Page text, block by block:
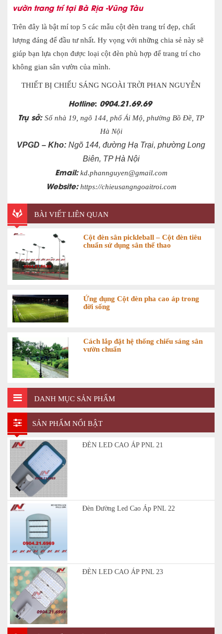
vườn trang trí tại Bà Rịa -Vũng Tàu
Trên đây là bật mí top 5 các mẫu cột đèn trang trí đẹp, chất
lượng đáng để đầu tư nhất. Hy vọng với những chia sẻ này sẽ
giúp bạn lựa chọn được loại cột đèn phù hợp để trang trí cho
không gian sân vườn của mình.
THIẾT BỊ CHIẾU SÁNG NGOÀI TRỜI PHAN NGUYỄN
Hotline: 0904.21.69.69
Trụ sở: Số nhà 19, ngõ 144, phố Ái Mộ, phường Bồ Đề, TP
Hà Nội
VPGD – Kho: Ngõ 144, đường Hạ Trại, phường Long
Biên, TP Hà Nội
Email:kd.phannguyen@gmail.com
Website:https://chieusangngoaitroi.com
BÀI VIẾT LIÊN QUAN
Cột đèn sân pickleball – Cột đèn tiêu
chuẩn sử dụng sân thể thao
Ứng dụng Cột đèn pha cao áp trong
đời sống
Cách lắp đặt hệ thống chiếu sáng sân
vườn chuẩn
DANH MỤC SẢN PHẨM
SẢN PHẨM NỔI BẬT
ĐÈN LED CAO ÁP PNL 21
Đèn Đường Led Cao Áp PNL 22
ĐÈN LED CAO ÁP PNL 23